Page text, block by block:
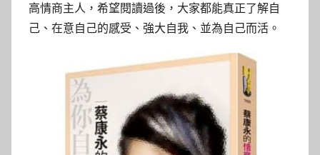
高情商主人，希望閱讀過後，大家都能真正了解自
己、在意自己的感受、強大自我、並為自己而活。